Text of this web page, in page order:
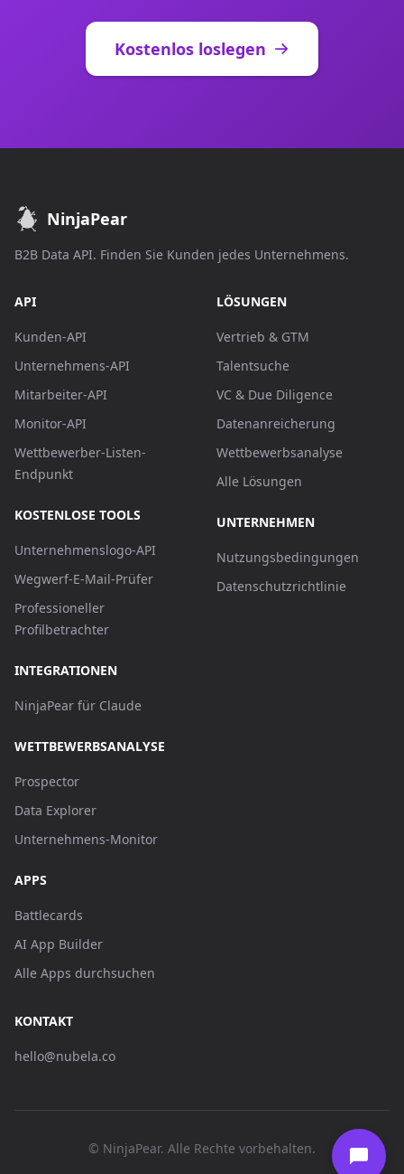
Kostenlos loslegen
NinjaPear
B2B Data API. Finden Sie Kunden jedes Unternehmens.
API
Kunden-API
Unternehmens-API
Mitarbeiter-API
Monitor-API
Wettbewerber-Listen-
Endpunkt
KOSTENLOSE TOOLS
Unternehmenslogo-API
Wegwerf-E-Mail-Prüfer
Professioneller
Profilbetrachter
INTEGRATIONEN
NinjaPear für Claude
WETTBEWERBSANALYSE
Prospector
Data Explorer
Unternehmens-Monitor
APPS
Battlecards
AI App Builder
Alle Apps durchsuchen
LÖSUNGEN
Vertrieb & GTM
Talentsuche
VC & Due Diligence
Datenanreicherung
Wettbewerbsanalyse
Alle Lösungen
UNTERNEHMEN
Nutzungsbedingungen
Datenschutzrichtlinie
KONTAKT
hello@nubela.co
© NinjaPear. Alle Rechte vorbehalten.